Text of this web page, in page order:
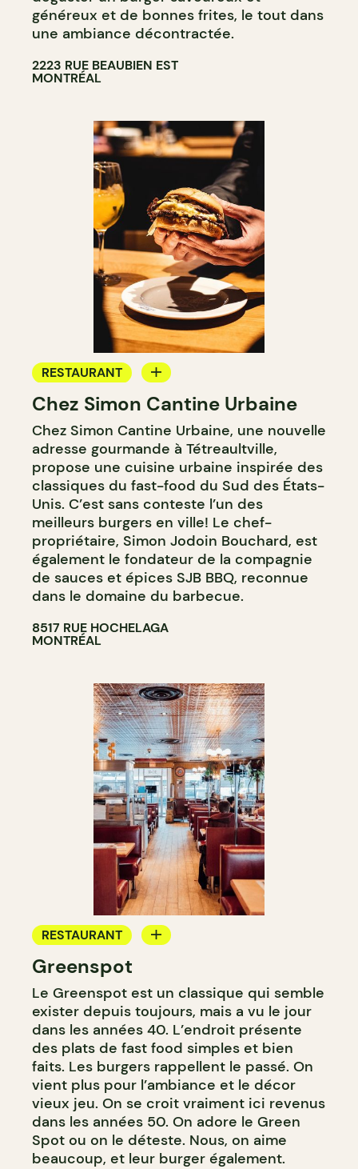
généreux et de bonnes frites, le tout dans
une ambiance décontractée.
2223 RUE BEAUBIEN EST
MONTRÉAL
RESTAURANT
COMPTOIR
Chez Simon Cantine Urbaine
Chez Simon Cantine Urbaine, une nouvelle
adresse gourmande à Tétreaultville,
propose une cuisine urbaine inspirée des
classiques du fast-food du Sud des États-
Unis. C’est sans conteste l’un des
meilleurs burgers en ville! Le chef-
propriétaire, Simon Jodoin Bouchard, est
également le fondateur de la compagnie
de sauces et épices SJB BBQ, reconnue
dans le domaine du barbecue.
8517 RUE HOCHELAGA
MONTRÉAL
RESTAURANT
CAFÉ
Greenspot
Le Greenspot est un classique qui semble
exister depuis toujours, mais a vu le jour
dans les années 40. L’endroit présente
des plats de fast food simples et bien
faits. Les burgers rappellent le passé. On
vient plus pour l’ambiance et le décor
vieux jeu. On se croit vraiment ici revenus
dans les années 50. On adore le Green
Spot ou on le déteste. Nous, on aime
beaucoup, et leur burger également.